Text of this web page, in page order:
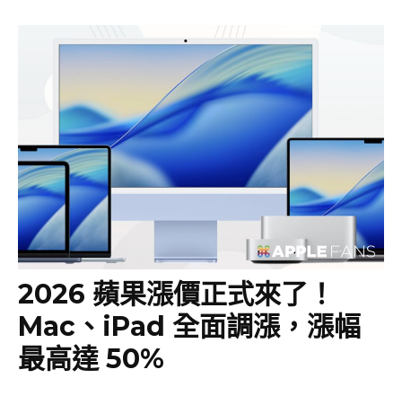
2026 蘋果漲價正式來了！
Mac、iPad 全面調漲，漲幅
最高達 50%